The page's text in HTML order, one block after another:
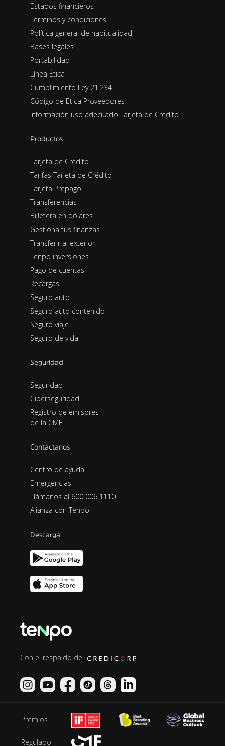
Estados financieros
Términos y condiciones
Política general de habitualidad
Bases legales
Portabilidad
Línea Ética
Cumplimiento Ley 21.234
Código de Ética Proveedores
Información uso adecuado Tarjeta de Crédito
Productos
Tarjeta de Crédito
Tarifas Tarjeta de Crédito
Tarjeta Prepago
Transferencias
Billetera en dólares
Gestiona tus finanzas
Transferir al exterior
Tenpo inversiones
Pago de cuentas
Recargas
Seguro auto
Seguro auto contenido
Seguro viaje
Seguro de vida
Seguridad
Seguridad
Ciberseguridad
Registro de emisores
de la CMF
Contáctanos
Centro de ayuda
Emergencias
Llámanos al 600 006 1110
Alianza con Tenpo
Descarga
Con el respaldo de
Premios
Regulado